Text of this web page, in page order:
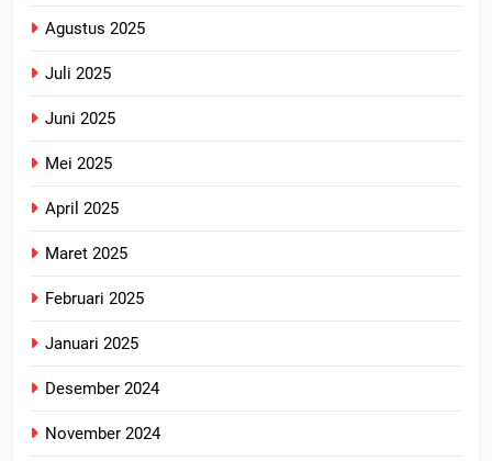
Agustus 2025
Juli 2025
Juni 2025
Mei 2025
April 2025
Maret 2025
Februari 2025
Januari 2025
Desember 2024
November 2024